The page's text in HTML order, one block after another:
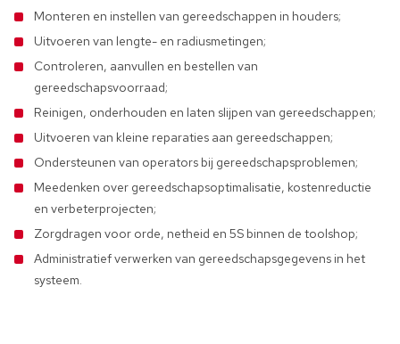
Monteren en instellen van gereedschappen in houders;
Uitvoeren van lengte- en radiusmetingen;
Controleren, aanvullen en bestellen van
gereedschapsvoorraad;
Reinigen, onderhouden en laten slijpen van gereedschappen;
Uitvoeren van kleine reparaties aan gereedschappen;
Ondersteunen van operators bij gereedschapsproblemen;
Meedenken over gereedschapsoptimalisatie, kostenreductie
en verbeterprojecten;
Zorgdragen voor orde, netheid en 5S binnen de toolshop;
Administratief verwerken van gereedschapsgegevens in het
systeem.